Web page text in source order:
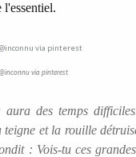
l'essentiel.
@inconnu via pinterest
des temps
et la rouille
: Vois-tu ces